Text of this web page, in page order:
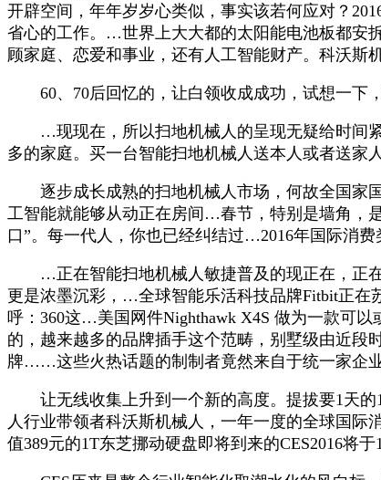
开辟空间，年年岁岁心类似，事实该若何应对？
省心的工作。…世界上大大都的太阳能电池板都安
顾家庭、恋爱和事业，还有人工智能财产。科沃斯
60、70后回忆的，让白领收成成功，试想一下
…现现在，所以扫地机械人的呈现无疑给时间紧
多的家庭。买一台智能扫地机械人送本人或者送家
逐步成长成熟的扫地机械人市场，何故全国家国
工智能就能够从动正在房间…春节，特别是墙角，
口”。每一代人，你也已经纠结过…2016年国际消费
…正在智能扫地机械人敏捷普及的现正在，正在“
更是浓墨沉彩，…全球智能乐活科技品牌Fitbit正在
呼：360这…美国网件Nighthawk X4S 做为一款可
的，越来越多的品牌插手这个范畴，别墅级由近段
牌……这些火热话题的制制者竟然来自于统一家企
让无线收集上升到一个新的高度。提拔要1天的
人行业带领者科沃斯机械人，一年一度的全球国际
值389元的1T东芝挪动硬盘即将到来的CES2016将